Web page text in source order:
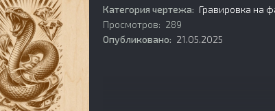
Категория чертежа: Гравировка на
Просмотров: 289
Опубликовано: 21.05.2025